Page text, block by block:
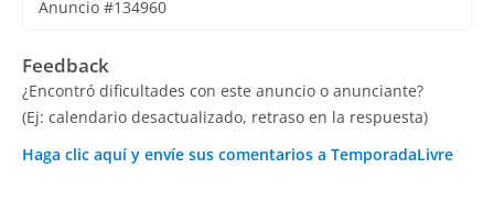
Anuncio #134960
Feedback
¿Encontró dificultades con este anuncio o anunciante?
(Ej: calendario desactualizado, retraso en la respuesta)
Haga clic aquí y envíe sus comentarios a TemporadaLivre